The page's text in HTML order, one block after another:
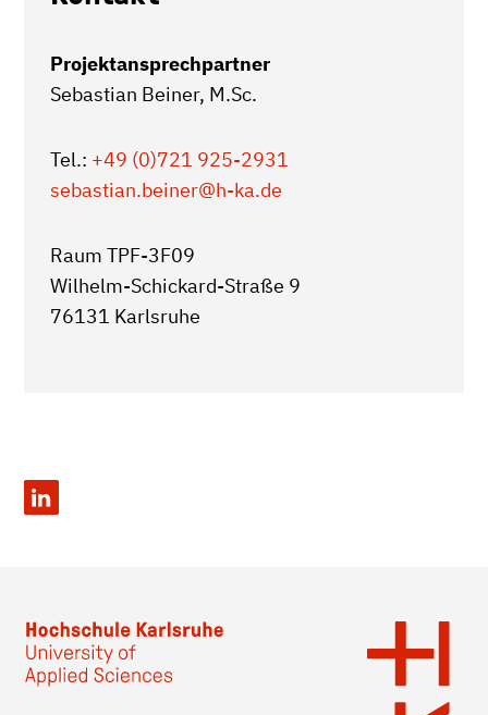
Projektansprechpartner
Sebastian Beiner, M.Sc.
Tel.: +49 (0)721 925-2931
sebastian.beiner@h-ka.de
Raum TPF-3F09
Wilhelm-Schickard-Straße 9
76131 Karlsruhe